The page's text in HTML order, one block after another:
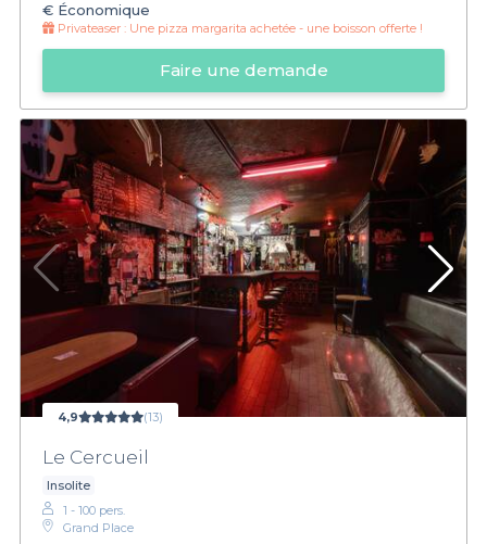
€ Économique
Privateaser : Une pizza margarita achetée - une boisson offerte !
Faire une demande
4,9 (13)
Le Cercueil
Insolite
1 - 100 pers.
Grand Place